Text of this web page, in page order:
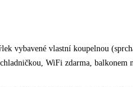
vybavené vlastní koupelnou
WiFi zdarma, balkonem